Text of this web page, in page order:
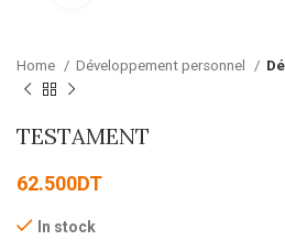
Home Développement personnel
TESTAMENT
62.500DT
In stock